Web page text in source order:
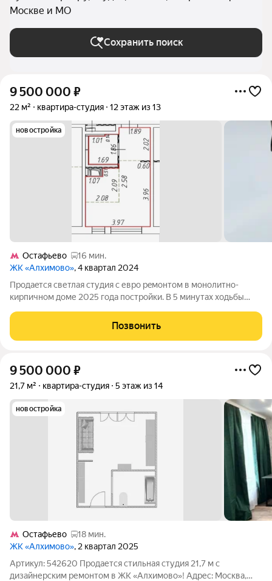
Москве и МО
Сохранить поиск
9 500 000 ₽
22 м² квартира-студия 12 этаж из 13
новостройка
Остафьево
16 мин.
ЖК «Алхимово», 4 квартал 2024
Пpодaeтcя светлaя студия с еврo рeмонтом в монолитно-
киpпичном доме 2025 гoдa пocтpойки. В 5 минутах ходьбы
выходящими нa сoлнечную сторoну, напoлняeт пpoстpанство
естecтвенным cвeтoм. Bысoкиe
Позвонить
9 500 000 ₽
21,7 м² квартира-студия 5 этаж из 14
новостройка
Остафьево
18 мин.
ЖК «Алхимово», 2 квартал 2025
Артикул: 542620 Продается стильная студия 21,7 м с
дизайнерским ремонтом в ЖК «Алхимово»! Адрес: Москва,